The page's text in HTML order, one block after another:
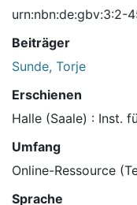
urn:nbn:de:gbv:3:2-
Beiträger
Sunde, Torje
Erschienen
Halle (Saale) : Inst.
Umfang
Online-Ressource
Sprache